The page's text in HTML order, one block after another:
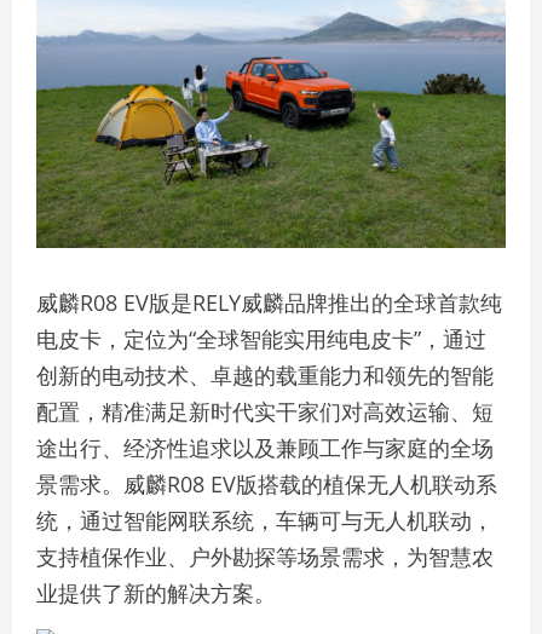
威麟R08 EV版是RELY威麟品牌推出的全球首款纯
电皮卡，定位为“全球智能实用纯电皮卡”，通过
创新的电动技术、卓越的载重能力和领先的智能
配置，精准满足新时代实干家们对高效运输、短
途出行、经济性追求以及兼顾工作与家庭的全场
景需求。威麟R08 EV版搭载的植保无人机联动系
统，通过智能网联系统，车辆可与无人机联动，
支持植保作业、户外勘探等场景需求，为智慧农
业提供了新的解决方案。